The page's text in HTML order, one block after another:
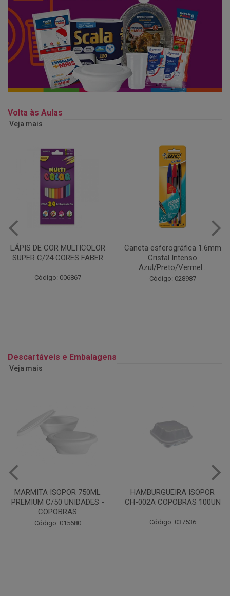
Volta às Aulas
Veja mais
Caneta esferográfica 1.6mm
Cristal Intenso
Código: 028987
COLA EM BASTÃO 40G - LEO
& LEO
Código: 028164
Descartáveis e Embalagens
Veja mais
HAMBURGUEIRA ISOPOR
CH-002A COPOBRAS 100UN
Código: 037536
CAIXA PARDA PIZZA N30
OITAVADA BALUARTE C/10
Código: 001124